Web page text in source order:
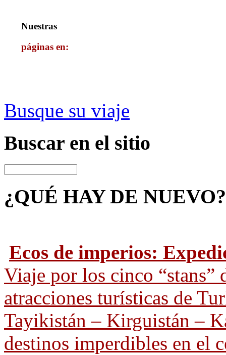
Nuestras
páginas en:
Busque su viaje
Buscar en el sitio
¿QUÉ HAYDE NUEVO?
Ecos de imperios:
Viaje por los cinco “stans”
atracciones turísticas de
Tayikistán – Kirguistán –
destinos imperdibles en el